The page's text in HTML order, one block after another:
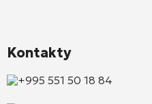
Kontakty
+995 551 50 18 84